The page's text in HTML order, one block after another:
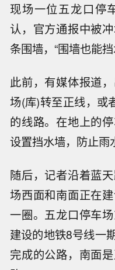
现场一位五龙口停
认，官方通报中被
条围墙，“围墙也能
此前，有媒体报道
场(库)转至正线，或
的线路。在地上的
设置挡水墙，防止雨
随后，记者沿着蓝
场西面和南面正在
一圈。五龙口停车
建设的地铁8号线一
完成的公路，南面